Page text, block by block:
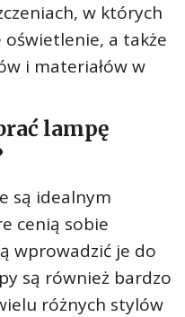
w których
a także
i materiałów w
lampę
są idealnym
cenią sobie
wprowadzić je do
są również bardzo
różnych stylów